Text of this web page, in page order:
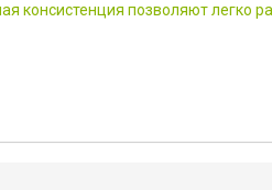
консистенция позволяют легко